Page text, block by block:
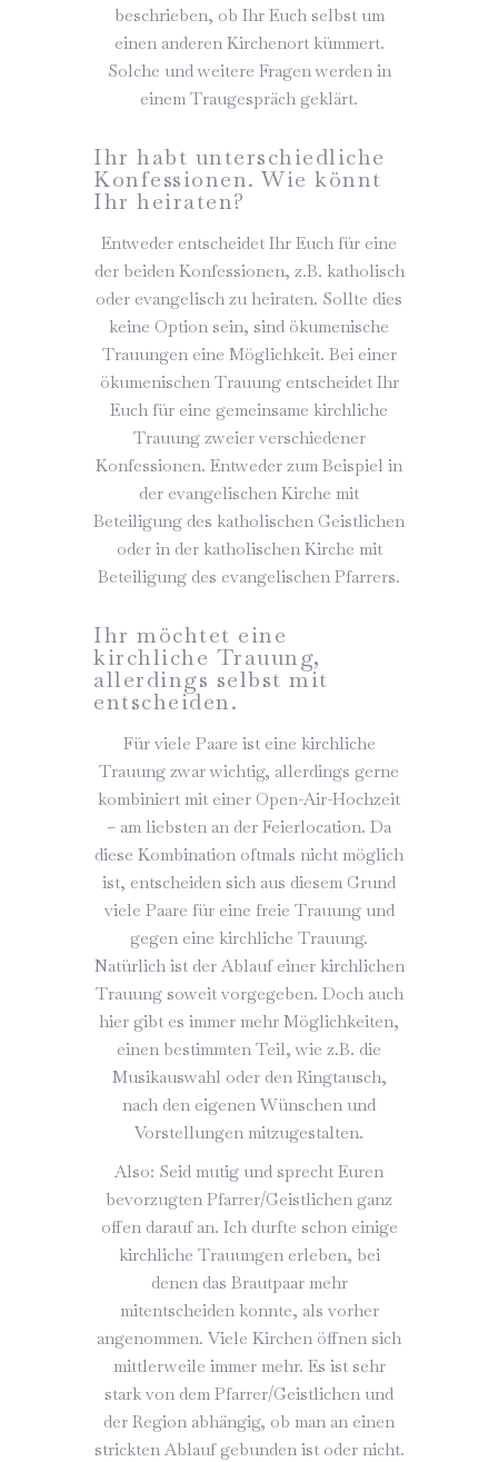
beschrieben, ob Ihr Euch selbst um
einen anderen Kirchenort kümmert.
Solche und weitere Fragen werden in
einem Traugespräch geklärt.
Ihr habt unterschiedliche
Konfessionen. Wie könnt
Ihr heiraten?
Entweder entscheidet Ihr Euch für eine
der beiden Konfessionen, z.B. katholisch
oder evangelisch zu heiraten. Sollte dies
keine Option sein, sind ökumenische
Trauungen eine Möglichkeit. Bei einer
ökumenischen Trauung entscheidet Ihr
Euch für eine gemeinsame kirchliche
Trauung zweier verschiedener
Konfessionen. Entweder zum Beispiel in
der evangelischen Kirche mit
Beteiligung des katholischen Geistlichen
oder in der katholischen Kirche mit
Beteiligung des evangelischen Pfarrers.
Ihr möchtet eine
kirchliche Trauung,
allerdings selbst mit
entscheiden.
Für viele Paare ist eine kirchliche
Trauung zwar wichtig, allerdings gerne
kombiniert mit einer Open-Air-Hochzeit
– am liebsten an der Feierlocation. Da
diese Kombination oftmals nicht möglich
ist, entscheiden sich aus diesem Grund
viele Paare für eine freie Trauung und
gegen eine kirchliche Trauung.
Natürlich ist der Ablauf einer kirchlichen
Trauung soweit vorgegeben. Doch auch
hier gibt es immer mehr Möglichkeiten,
einen bestimmten Teil, wie z.B. die
Musikauswahl oder den Ringtausch,
nach den eigenen Wünschen und
Vorstellungen mitzugestalten.
Also: Seid mutig und sprecht Euren
bevorzugten Pfarrer/Geistlichen ganz
offen darauf an. Ich durfte schon einige
kirchliche Trauungen erleben, bei
denen das Brautpaar mehr
mitentscheiden konnte, als vorher
angenommen. Viele Kirchen öffnen sich
mittlerweile immer mehr. Es ist sehr
stark von dem Pfarrer/Geistlichen und
der Region abhängig, ob man an einen
strickten Ablauf gebunden ist oder nicht.